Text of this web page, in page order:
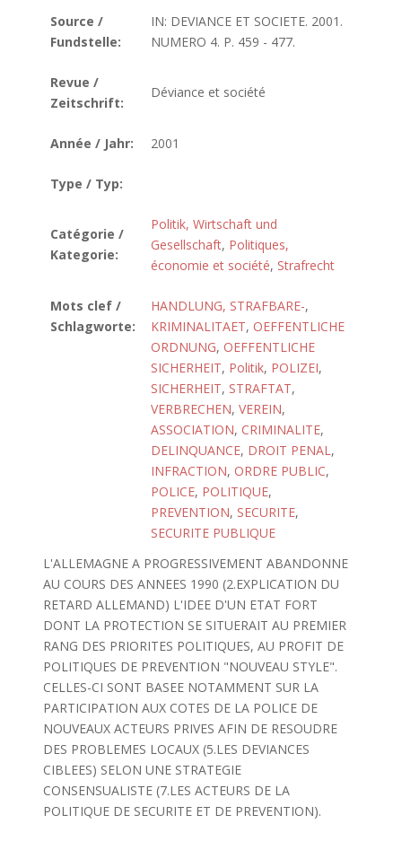
Source /
Fundstelle:
IN: DEVIANCE ET SOCIETE. 2001.
NUMERO 4. P. 459 - 477.
Revue /
Zeitschrift:
Déviance et société
Année / Jahr: 2001
Type / Typ:
Catégorie /
Kategorie:
Politik, Wirtschaft und
Gesellschaft, Politiques,
économie et société, Strafrecht
Mots clef /
Schlagworte:
HANDLUNG, STRAFBARE-,
KRIMINALITAET, OEFFENTLICHE
ORDNUNG, OEFFENTLICHE
SICHERHEIT, Politik, POLIZEI,
SICHERHEIT, STRAFTAT,
VERBRECHEN, VEREIN,
ASSOCIATION, CRIMINALITE,
DELINQUANCE, DROIT PENAL,
INFRACTION, ORDRE PUBLIC,
POLICE, POLITIQUE,
PREVENTION, SECURITE,
SECURITE PUBLIQUE
L'ALLEMAGNE A PROGRESSIVEMENT ABANDONNE
AU COURS DES ANNEES 1990 (2.EXPLICATION DU
RETARD ALLEMAND) L'IDEE D'UN ETAT FORT
DONT LA PROTECTION SE SITUERAIT AU PREMIER
RANG DES PRIORITES POLITIQUES, AU PROFIT DE
POLITIQUES DE PREVENTION "NOUVEAU STYLE".
CELLES-CI SONT BASEE NOTAMMENT SUR LA
PARTICIPATION AUX COTES DE LA POLICE DE
NOUVEAUX ACTEURS PRIVES AFIN DE RESOUDRE
DES PROBLEMES LOCAUX (5.LES DEVIANCES
CIBLEES) SELON UNE STRATEGIE
CONSENSUALISTE (7.LES ACTEURS DE LA
POLITIQUE DE SECURITE ET DE PREVENTION).